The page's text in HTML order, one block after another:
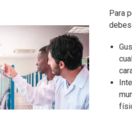
Para
Javeriana Cali en
24,4 m2
de campus por estudiante.